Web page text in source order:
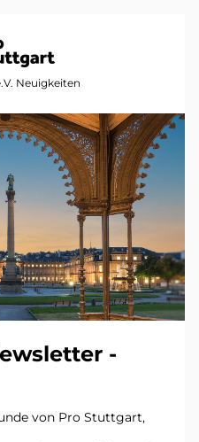
Neuigkeiten
-
von Pro Stuttgart,